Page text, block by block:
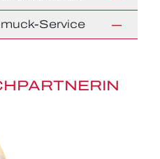
Service